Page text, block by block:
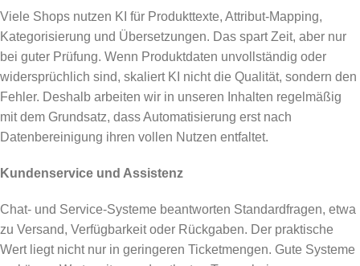
Viele Shops nutzen KI für Produkttexte, Attribut-Mapping,
Kategorisierung und Übersetzungen. Das spart Zeit, aber nur
bei guter Prüfung. Wenn Produktdaten unvollständig oder
widersprüchlich sind, skaliert KI nicht die Qualität, sondern den
Fehler. Deshalb arbeiten wir in unseren Inhalten regelmäßig
mit dem Grundsatz, dass Automatisierung erst nach
Datenbereinigung ihren vollen Nutzen entfaltet.
Kundenservice und Assistenz
Chat- und Service-Systeme beantworten Standardfragen, etwa
zu Versand, Verfügbarkeit oder Rückgaben. Der praktische
Wert liegt nicht nur in geringeren Ticketmengen. Gute Systeme